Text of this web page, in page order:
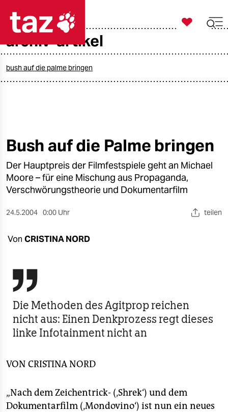
taz zahl ich
öko
gesellschaft
kultur
sport
verlag
veranstaltungen
unterstützen

taz zahl ich
archiv-artikel
bush auf die palme bringen
Bush auf die Palme bringen
Der Hauptpreis der Filmfestspiele geht an Michael
Moore – für eine Mischung aus Propaganda,
Verschwörungstheorie und Dokumentarfilm
24.5.2004 0:00 Uhr teilen
Von CRISTINA NORD

Die Methoden des Agitprop reichen
nicht aus: Einen Denkprozess regt dieses
linke Infotainment nicht an
VON CRISTINA NORD
„Nach dem Zeichentrick- (‚Shrek‘) und dem
Dokumentarfilm (‚Mondovino‘) ist nun ein neues